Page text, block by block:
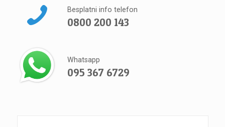
Besplatni info telefon
0800 200 143
Whatsapp
095 367 6729